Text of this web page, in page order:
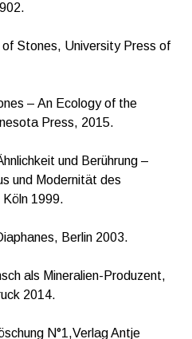
Stones, University Press of
– An Ecology of the
Press, 2015.
und Berührung –
und Modernität des
1999.
Berlin 2003.
als Mineralien-Produzent,
2014.
N°1,Verlag Antje